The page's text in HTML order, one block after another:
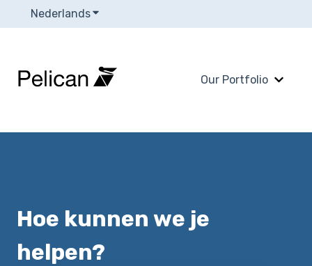
NederlandsSubmenu tonen voor vertalingen
Our Portfolio
Hoe kunnen we je
helpen?